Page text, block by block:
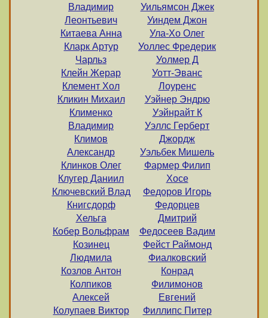
Владимир
Леонтьевич
Китаева Анна
Кларк Артур
Чарльз
Клейн Жерар
Клемент Хол
Кликин Михаил
Клименко
Владимир
Климов
Александр
Клинков Олег
Клугер Даниил
Ключевский Влад
Книгсдорф
Хельга
Кобер Вольфрам
Козинец
Людмила
Козлов Антон
Колпиков
Алексей
Колупаев Виктор
Уильямсон Джек
Уиндем Джон
Ула-Хо Олег
Уоллес Фредерик
Уолмер Д
Уотт-Эванс
Лоуренс
Уэйнер Эндрю
Уэйнрайт К
Уэллс Герберт
Джордж
Уэльбек Мишель
Фармер Филип
Хосе
Федоров Игорь
Федорцев
Дмитрий
Федосеев Вадим
Фейст Раймонд
Фиалковский
Конрад
Филимонов
Евгений
Филлипс Питер